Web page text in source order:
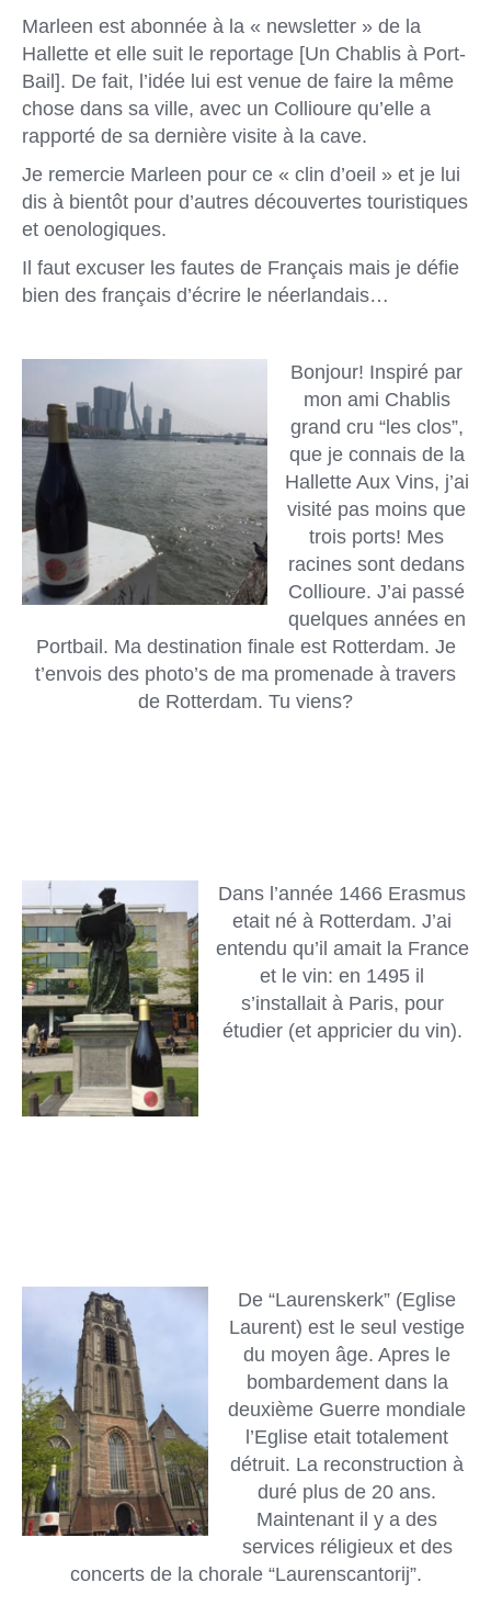
Marleen est abonnée à la « newsletter » de la
Hallette et elle suit le reportage [Un Chablis à Port-
Bail]. De fait, l’idée lui est venue de faire la même
chose dans sa ville, avec un Collioure qu’elle a
rapporté de sa dernière visite à la cave.
Je remercie Marleen pour ce « clin d’oeil » et je lui
dis à bientôt pour d’autres découvertes touristiques
et oenologiques.
Il faut excuser les fautes de Français mais je défie
bien des français d’écrire le néerlandais…
Bonjour! Inspiré par
mon ami Chablis
grand cru “les clos”,
que je connais de la
Hallette Aux Vins, j’ai
visité pas moins que
trois ports! Mes
racines sont dedans
Collioure. J’ai passé
quelques années en
Portbail. Ma destination finale est Rotterdam. Je
t’envois des photo’s de ma promenade à travers
de Rotterdam. Tu viens?
Dans l’année 1466 Erasmus
etait né à Rotterdam. J’ai
entendu qu’il amait la France
et le vin: en 1495 il
s’installait à Paris, pour
étudier (et appricier du vin).
De “Laurenskerk” (Eglise
Laurent) est le seul vestige
du moyen âge. Apres le
bombardement dans la
deuxième Guerre mondiale
l’Eglise etait totalement
détruit. La reconstruction à
duré plus de 20 ans.
Maintenant il y a des
services réligieux et des
concerts de la chorale “Laurenscantorij”.